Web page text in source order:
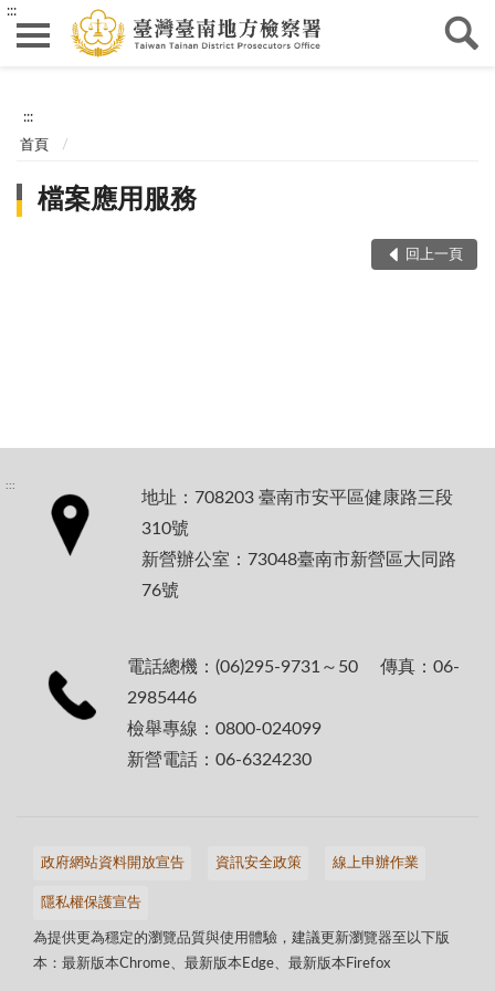
:::
:::
首頁
檔案應用服務
回上一頁
:::
地址：708203 臺南市安平區健康路三段
310號
新營辦公室：73048臺南市新營區大同路
76號
電話總機：(06)295-9731～50 傳真：06-
2985446
檢舉專線：0800-024099
新營電話：06-6324230
政府網站資料開放宣告 資訊安全政策 線上申辦作業
隱私權保護宣告
為提供更為穩定的瀏覽品質與使用體驗，建議更新瀏覽器至以下版
本：最新版本Chrome、最新版本Edge、最新版本Firefox